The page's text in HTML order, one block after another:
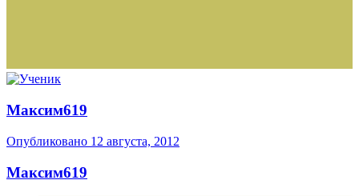
Максим619
Опубликовано 12 августа, 2012
Максим619